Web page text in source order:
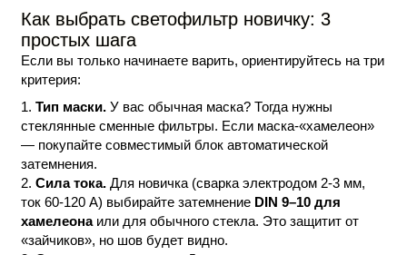
Как выбрать светофильтр новичку: 3
простых шага
Если вы только начинаете варить, ориентируйтесь на три
критерия:
Тип маски. У вас обычная маска? Тогда нужны
стеклянные сменные фильтры. Если маска-«хамелеон»
— покупайте совместимый блок автоматической
затемнения.
Сила тока. Для новичка (сварка электродом 2-3 мм,
ток 60-120 А) выбирайте затемнение DIN 9–10 для
хамелеона или для обычного стекла. Это защитит от
«зайчиков», но шов будет видно.